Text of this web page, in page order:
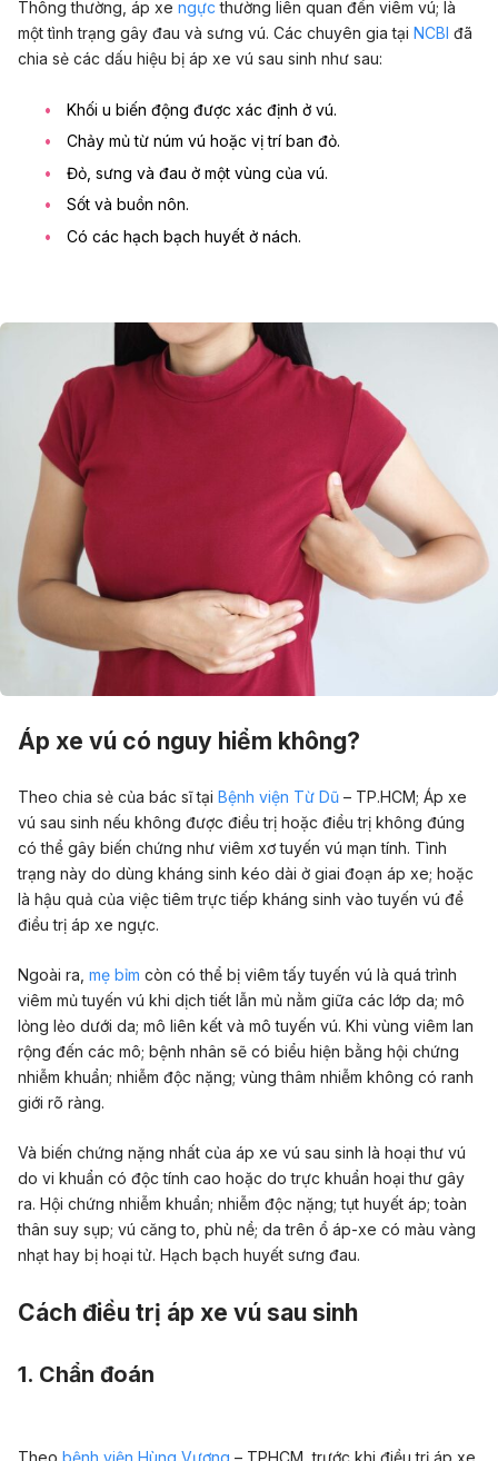
Thông thường, áp xe ngực thường liên quan đến viêm vú; là
một tình trạng gây đau và sưng vú. Các chuyên gia tại NCBI đã
chia sẻ các dấu hiệu bị áp xe vú sau sinh như sau:
Khối u biến động được xác định ở vú.
Chảy mủ từ núm vú hoặc vị trí ban đỏ.
Đỏ, sưng và đau ở một vùng của vú.
Sốt và buồn nôn.
Có các hạch bạch huyết ở nách.
Áp xe vú có nguy hiểm không?
Theo chia sẻ của bác sĩ tại Bệnh viện Từ Dũ – TP.HCM; Áp xe
vú sau sinh nếu không được điều trị hoặc điều trị không đúng
có thể gây biến chứng như viêm xơ tuyến vú mạn tính. Tình
trạng này do dùng kháng sinh kéo dài ở giai đoạn áp xe; hoặc
là hậu quả của việc tiêm trực tiếp kháng sinh vào tuyến vú để
điều trị áp xe ngực.
Ngoài ra, mẹ bỉm còn có thể bị viêm tấy tuyến vú là quá trình
viêm mủ tuyến vú khi dịch tiết lẫn mủ nằm giữa các lớp da; mô
lỏng lẻo dưới da; mô liên kết và mô tuyến vú. Khi vùng viêm lan
rộng đến các mô; bệnh nhân sẽ có biểu hiện bằng hội chứng
nhiễm khuẩn; nhiễm độc nặng; vùng thâm nhiễm không có ranh
giới rõ ràng.
Và biến chứng nặng nhất của áp xe vú sau sinh là hoại thư vú
do vi khuẩn có độc tính cao hoặc do trực khuẩn hoại thư gây
ra. Hội chứng nhiễm khuẩn; nhiễm độc nặng; tụt huyết áp; toàn
thân suy sụp; vú căng to, phù nề; da trên ổ áp-xe có màu vàng
nhạt hay bị hoại tử. Hạch bạch huyết sưng đau.
Cách điều trị áp xe vú sau sinh
1. Chẩn đoán
Theo bệnh viện Hùng Vương – TPHCM, trước khi điều trị áp xe